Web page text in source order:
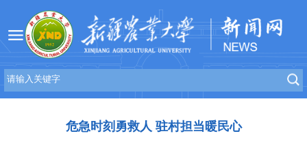
危急时刻勇救人 驻村担当暖民心